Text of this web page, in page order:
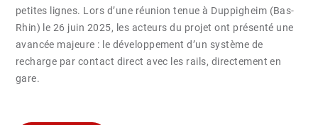
petites lignes. Lors d’une réunion tenue à Duppigheim (Bas-
Rhin) le 26 juin 2025, les acteurs du projet ont présenté une
avancée majeure : le développement d’un système de
recharge par contact direct avec les rails, directement en
gare.